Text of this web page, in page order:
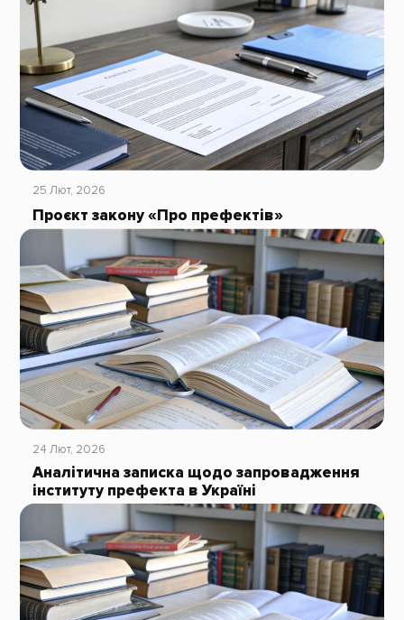
25 Лют, 2026
Проєкт закону «Про префектів»
24 Лют, 2026
Аналітична записка щодо запровадження
інституту префекта в Україні